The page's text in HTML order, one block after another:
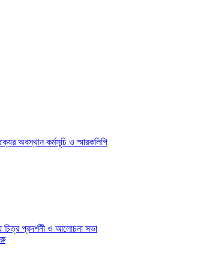
অবস্থান কর্মসূচি ও স্মারকলিপি
চিত্র প্রদর্শনী ও আলোচনা সভা